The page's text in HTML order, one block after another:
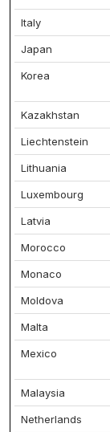
Italy
Japan
Korea
Kazakhstan
Liechtenstein
Lithuania
Luxembourg
Latvia
Morocco
Monaco
Moldova
Malta
Mexico
Malaysia
Netherlands